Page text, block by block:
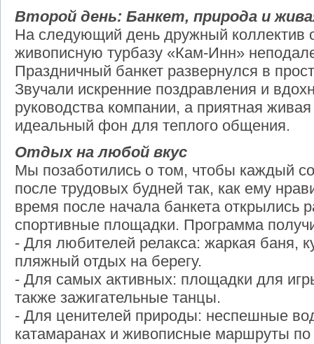
Второй день: Банкет, природа и
На следующий день дружный коллектив
живописную турбазу «Кам-Инн»
Праздничный банкет развернулся в
Звучали искренние поздравления и
руководства компании, а приятная
идеальный фон для теплого общения.
Отдых на любой вкус
Мы позаботились о том, чтобы каждый
после трудовых будней так, как ему
время после начала банкета открылись
спортивные площадки. Программа
- Для любителей релакса: жаркая баня,
пляжный отдых на берегу.
- Для самых активных: площадки для
также зажигательные танцы.
- Для ценителей природы: неспешные
катамаранах и живописные маршруты по